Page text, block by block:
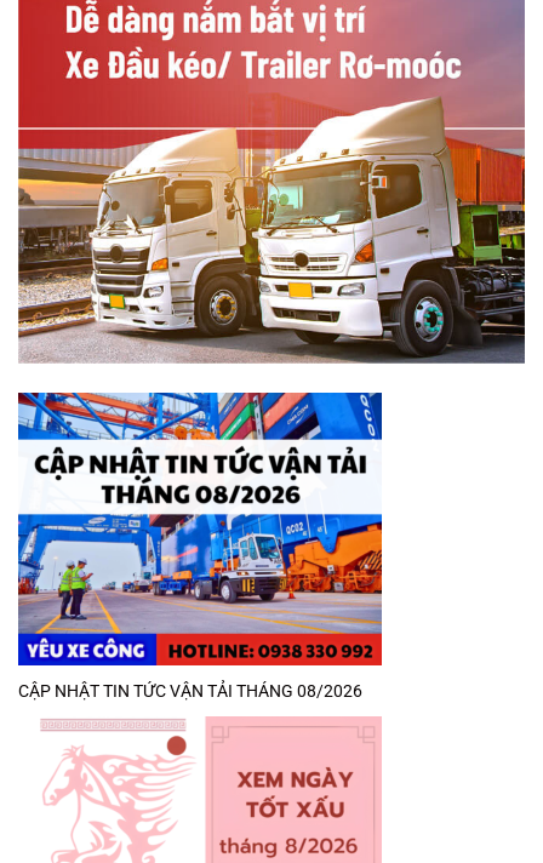
CẬP NHẬT TIN TỨC VẬN TẢI THÁNG 08/2026